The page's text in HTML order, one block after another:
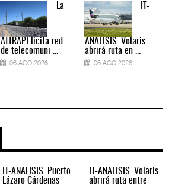
La
ATTRAPI licita red
de telecomuni ...
06 AGO 2026
IT-
ANÁLISIS: Volaris
abrirá ruta en ...
06 AGO 2026
IT-ANÁLISIS: Puerto
Lázaro Cárdenas
IT-ANÁLISIS: Volaris
abrirá ruta entre